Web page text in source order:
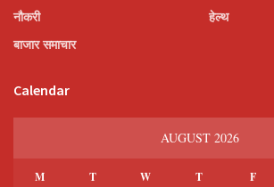
नौकरी
बाजार समाचार
हेल्थ
Calendar
AUGUST 2026
M T W T F